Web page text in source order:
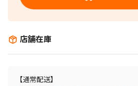
店舗在庫
【通常配送】